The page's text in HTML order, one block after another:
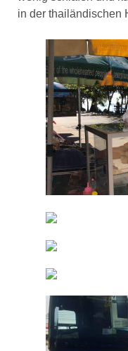
in der thailändischen